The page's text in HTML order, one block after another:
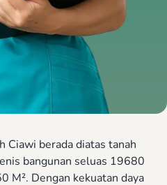
Ciawi berada diatas tanah
bangunan seluas 19680
M². Dengan kekuatan daya